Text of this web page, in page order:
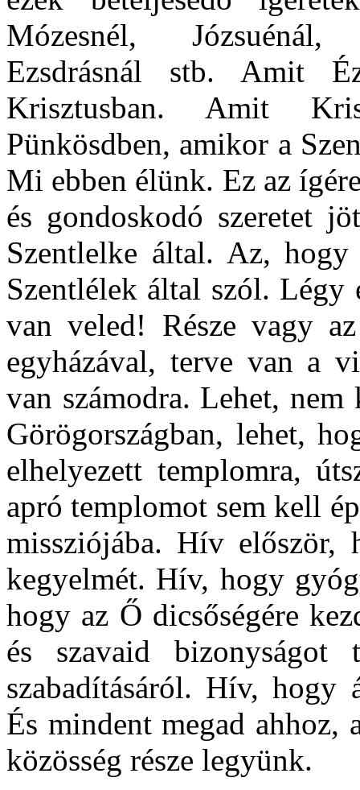
Mózesnél, Józsuénál,
Ezsdrásnál stb. Amit
Krisztusban. Amit
Pünkösdben, amikor a
Mi ebben élünk. Ez az
és gondoskodó szeretet
Szentlelke által. Az,
Szentlélek által szól. Légy
van veled! Része vagy
egyházával, terve van a
van számodra. Lehet,
Görögországban, lehet,
elhelyezett templomra,
apró templomot sem kell
missziójába. Hív először,
kegyelmét. Hív, hogy
hogy az Ő dicsőségére
és szavaid bizonyságot
szabadításáról. Hív, hogy
És mindent megad
közösség része legyünk.